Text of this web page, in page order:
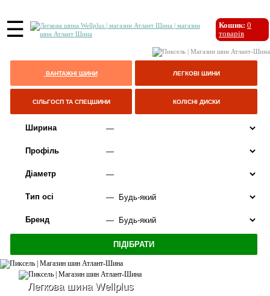
☰ Кошик: 0
товарів
ВАНТАЖНІ ШИНИ ЛЕГКОВІ ШИНИ
СІЛЬГОСП ТА СПЕЦШИНИ КОЛІСНІ ДИСКИ
Ширина
Профіль
Діаметр
Тип осі
Бренд
Легкова шина Wellplus